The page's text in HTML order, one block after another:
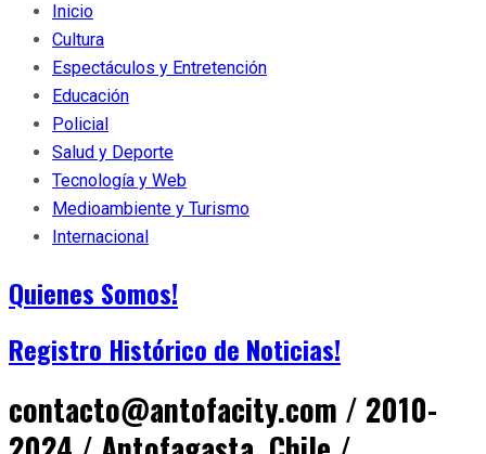
Inicio
Cultura
Espectáculos y Entretención
Educación
Policial
Salud y Deporte
Tecnología y Web
Medioambiente y Turismo
Internacional
Quienes Somos!
Registro Histórico de Noticias!
contacto@antofacity.com / 2010-